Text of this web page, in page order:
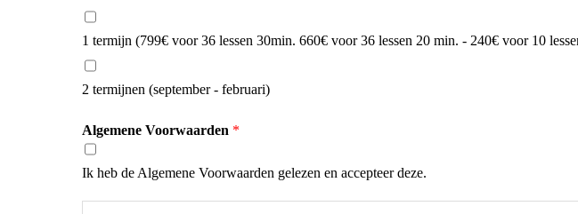
1 termijn (799€ voor 36 lessen 30min. 660€ voor 36 lessen 20 min. - 240€ voor 10
2 termijnen (september - februari)
Algemene Voorwaarden *
Ik heb de Algemene Voorwaarden gelezen en accepteer deze.